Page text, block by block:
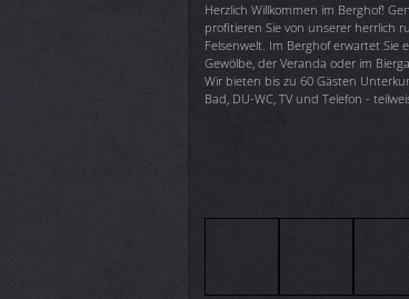
Herzlich Willkommen im Berghof!
profitieren Sie von unserer herrlich
Felsenwelt. Im Berghof erwartet Sie
Gewölbe, der Veranda oder im
Wir bieten bis zu 60 Gästen
Bad, DU-WC, TV und Telefon -